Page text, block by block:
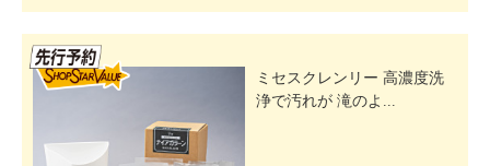
ミセスクレンリー 高濃度洗
浄で汚れが 滝のよ...